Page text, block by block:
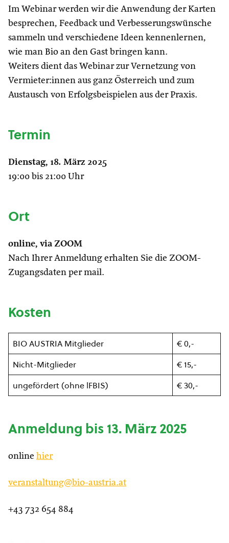
Im Webinar werden wir die Anwendung der Karten
besprechen, Feedback und Verbesserungswünsche
sammeln und verschiedene Ideen kennenlernen,
wie man Bio an den Gast bringen kann.
Weiters dient das Webinar zur Vernetzung von
Vermieter:innen aus ganz Österreich und zum
Austausch von Erfolgsbeispielen aus der Praxis.
Termin
Dienstag, 18. März 2025
19:00 bis 21:00 Uhr
Ort
online, via ZOOM
Nach Ihrer Anmeldung erhalten Sie die ZOOM-
Zugangsdaten per mail.
Kosten
BIO AUSTRIA Mitglieder
€ 0,-
Nicht-Mitglieder
€ 15,-
ungefördert (ohne lFBIS)
€ 30,-
Anmeldung bis 13. März 2025
online hier
veranstaltung@bio-austria.at
+43 732 654 884